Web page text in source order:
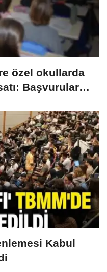
özel okullarda
Başvurular
Kabul